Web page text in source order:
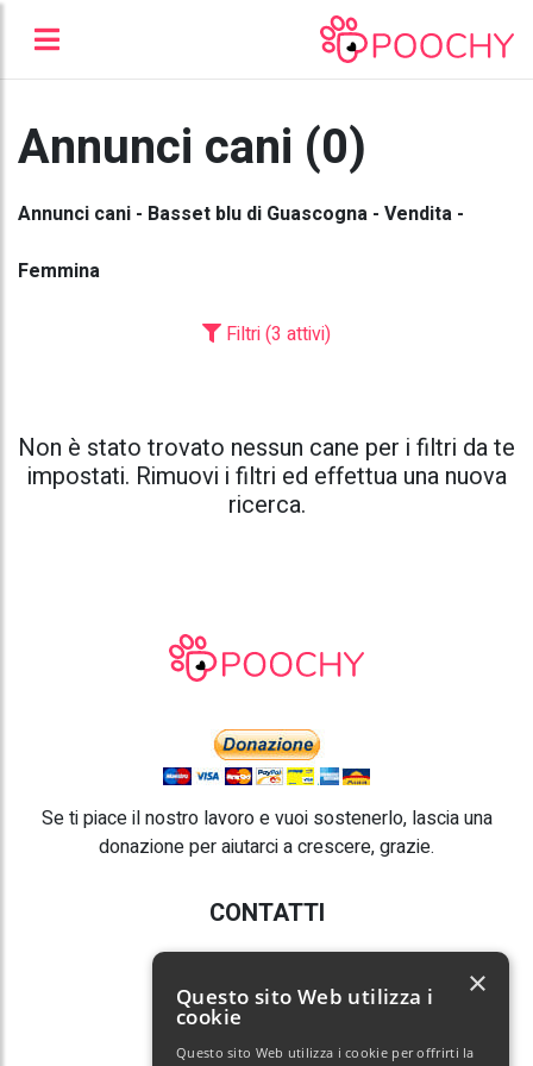
Annunci cani (0)
Annunci cani - Basset blu di Guascogna - Vendita -
Femmina
Filtri (3 attivi)
Non è stato trovato nessun cane per i filtri da te
impostati. Rimuovi i filtri ed effettua una nuova
ricerca.
Se ti piace il nostro lavoro e vuoi sostenerlo, lascia una
donazione per aiutarci a crescere, grazie.
CONTATTI
E-mail:info@poochy.it
Questo sito Web utilizza i
cookie
Questo sito Web utilizza i cookie per offrirti la
×